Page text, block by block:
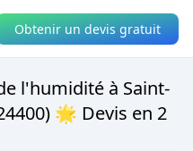
Obtenir un devis gratuit
l'humidité à Saint-
🌟 Devis en 2